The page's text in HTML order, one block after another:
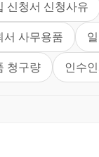
신청서 신청사유
서 사무용품
청구량 인수